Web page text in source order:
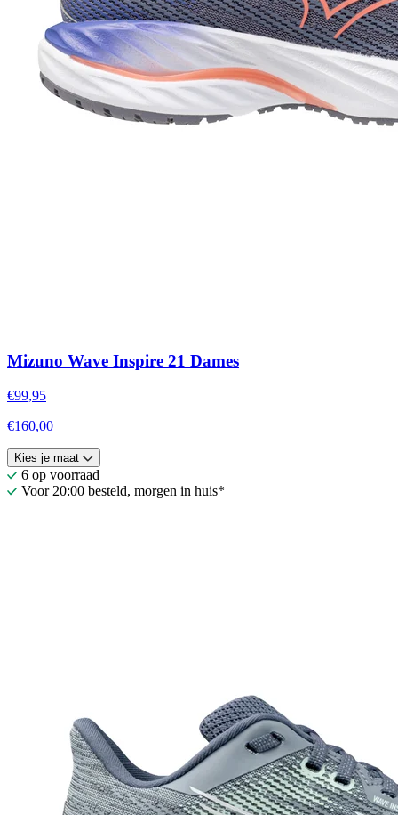
Mizuno Wave Inspire 21 Dames
€99,95
€160,00
Kies je maat
6 op voorraad
Voor 20:00 besteld, morgen in huis*